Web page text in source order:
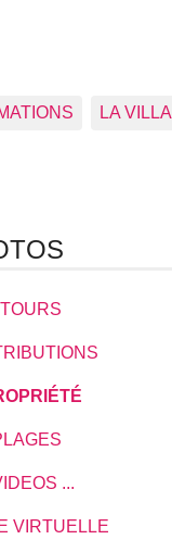
LA VILLA
...
VIRTUELLE